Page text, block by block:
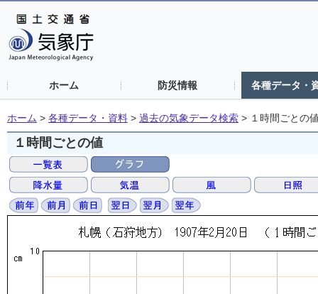
ホーム 防災情報 各種データ・
ホーム > 各種データ・資料 > 過去の気象データ検索 > １時間ごとの
１時間ごとの値